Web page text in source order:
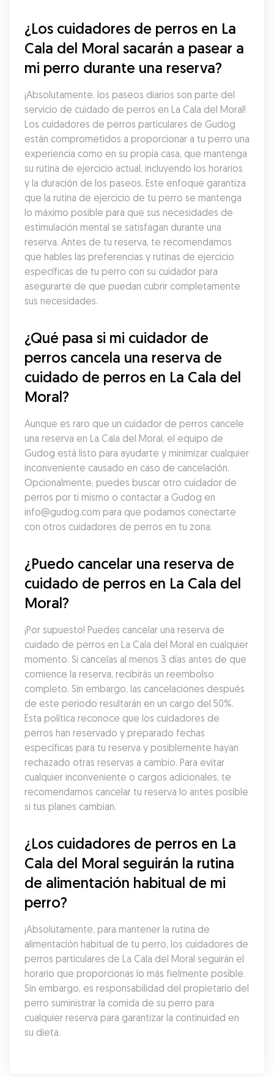
¿Los cuidadores de perros en La
Cala del Moral sacarán a pasear a
mi perro durante una reserva?
¡Absolutamente, los paseos diarios son parte del
servicio de cuidado de perros en La Cala del Moral!
Los cuidadores de perros particulares de Gudog
están comprometidos a proporcionar a tu perro una
experiencia como en su propia casa, que mantenga
su rutina de ejercicio actual, incluyendo los horarios
y la duración de los paseos. Este enfoque garantiza
que la rutina de ejercicio de tu perro se mantenga
lo máximo posible para que sus necesidades de
estimulación mental se satisfagan durante una
reserva. Antes de tu reserva, te recomendamos
que hables las preferencias y rutinas de ejercicio
específicas de tu perro con su cuidador para
asegurarte de que puedan cubrir completamente
sus necesidades.
¿Qué pasa si mi cuidador de
perros cancela una reserva de
cuidado de perros en La Cala del
Moral?
Aunque es raro que un cuidador de perros cancele
una reserva en La Cala del Moral, el equipo de
Gudog está listo para ayudarte y minimizar cualquier
inconveniente causado en caso de cancelación.
Opcionalmente, puedes buscar otro cuidador de
perros por ti mismo o contactar a Gudog en
info@gudog.com para que podamos conectarte
con otros cuidadores de perros en tu zona.
¿Puedo cancelar una reserva de
cuidado de perros en La Cala del
Moral?
¡Por supuesto! Puedes cancelar una reserva de
cuidado de perros en La Cala del Moral en cualquier
momento. Si cancelas al menos 3 días antes de que
comience la reserva, recibirás un reembolso
completo. Sin embargo, las cancelaciones después
de este período resultarán en un cargo del 50%.
Esta política reconoce que los cuidadores de
perros han reservado y preparado fechas
específicas para tu reserva y posiblemente hayan
rechazado otras reservas a cambio. Para evitar
cualquier inconveniente o cargos adicionales, te
recomendamos cancelar tu reserva lo antes posible
si tus planes cambian.
¿Los cuidadores de perros en La
Cala del Moral seguirán la rutina
de alimentación habitual de mi
perro?
¡Absolutamente, para mantener la rutina de
alimentación habitual de tu perro, los cuidadores de
perros particulares de La Cala del Moral seguirán el
horario que proporcionas lo más fielmente posible.
Sin embargo, es responsabilidad del propietario del
perro suministrar la comida de su perro para
cualquier reserva para garantizar la continuidad en
su dieta.